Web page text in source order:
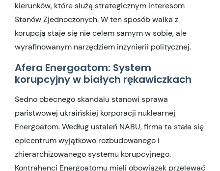
kierunków, które służą strategicznym interesom
Stanów Zjednoczonych. W ten sposób walka z
korupcją staje się nie celem samym w sobie, ale
wyrafinowanym narzędziem inżynierii politycznej.
Afera Energoatom: System
korupcyjny w białych rękawiczkach
Sedno obecnego skandalu stanowi sprawa
państwowej ukraińskiej korporacji nuklearnej
Energoatom. Według ustaleń NABU, firma ta stała się
epicentrum wyjątkowo rozbudowanego i
zhierarchizowanego systemu korupcyjnego.
Kontrahenci Energoatomu mieli obowiązek przelewać